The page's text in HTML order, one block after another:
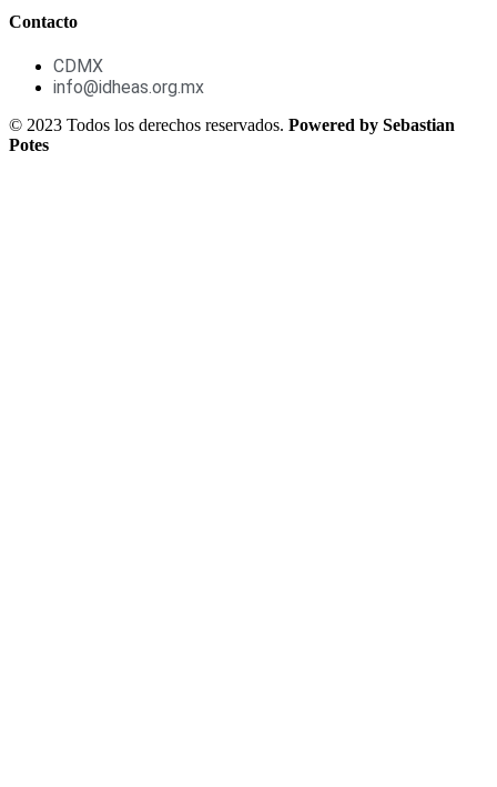
Contacto
CDMX
info@idheas.org.mx
© 2023 Todos los derechos reservados. Powered by Sebastian
Potes